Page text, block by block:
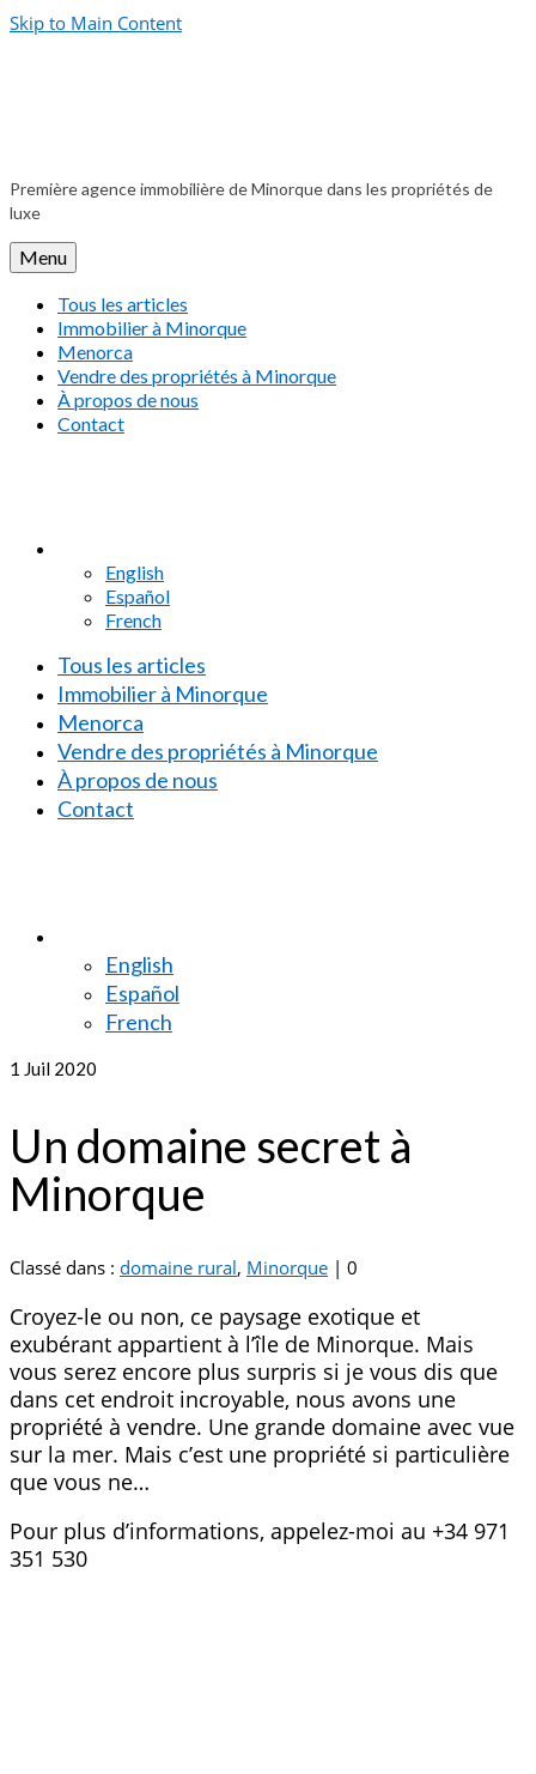
Skip to Main Content
Première agence immobilière de Minorque dans les propriétés de
luxe
Menu
Tous les articles
Immobilier à Minorque
Menorca
Vendre des propriétés à Minorque
À propos de nous
Contact
English
Español
French
Tous les articles
Immobilier à Minorque
Menorca
Vendre des propriétés à Minorque
À propos de nous
Contact
English
Español
French
1 Juil 2020
Un domaine secret à
Minorque
Classé dans : domaine rural, Minorque | 0
Croyez-le ou non, ce paysage exotique et
exubérant appartient à l’île de Minorque. Mais
vous serez encore plus surpris si je vous dis que
dans cet endroit incroyable, nous avons une
propriété à vendre. Une grande domaine avec vue
sur la mer. Mais c’est une propriété si particulière
que vous ne…
Pour plus d’informations, appelez-moi au +34 971
351 530